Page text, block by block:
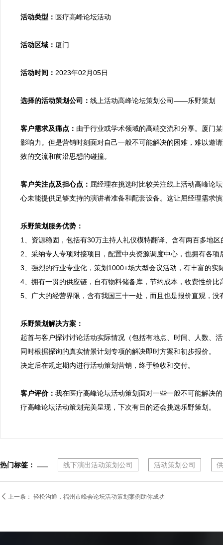
活动类型： 医疗高峰论坛活动
活动区域： 厦门
活动时间： 2023年02月05日
选择的活动策划公司： 线上活动高峰论坛策划公司——乐野策划
客户需求及痛点： 由于行业或学术领域的高端交流和分享。厦门
影响力。但是营销时刻面对自己一般不可能解决的困难，难以邀
效的交流和前沿思想的碰撞。
客户关注点及担心点： 屈经理在挑选时比较关注线上活动高峰论
心未能提供足够支持的演讲者准备和配套设备。这让屈经理需求
乐野策划服务优势：
1、资源稳固，包括有30万主持人礼仪模特翻译、含有两百多地
2、采纳专人专项对接项目，配置中央资源调度中心，也拥有各
3、强烈的行业专业化，策划1000+场大型会议活动，有丰富的实
4、拥有一贯的供应链，自有物料储备库，节约成本，收费性价比
5、广大的经营界限，含有我国三十一处，而且也是报价直观，没
乐野策划解决方案：
起首与客户探讨讨论活动实际情况（包括有地点、时间、人数、
同时根据探询的真实情景计划专项的解决即时方案和初步报价。
决定后在规定期内进行活动策划营销，终于验收和交付。
客户评价： 我在医疗高峰论坛活动策划面对一些一般不可能解决
疗高峰论坛活动策划完美呈现，下次有目的还会挑选乐野策划。
热门标签： 线下演出活动策划公司 活动策划公司
 上一条： 轻松沟通，福州市峰会论坛活动策划案例助你成功